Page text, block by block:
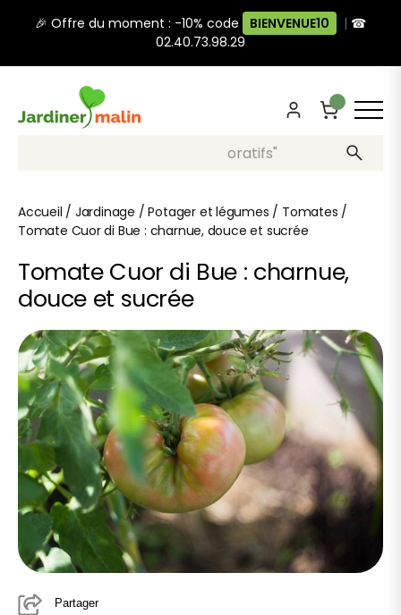
🎉 Offre du moment : -10% code BIENVENUE10 | ☎
02.40.73.98.29
Recherche, ex: "pots décoratifs"
Accueil / Jardinage /Potager et légumes / Tomates /
Tomate Cuor di Bue : charnue, douce et sucrée
Tomate Cuor di Bue : charnue,
douce et sucrée
Partager